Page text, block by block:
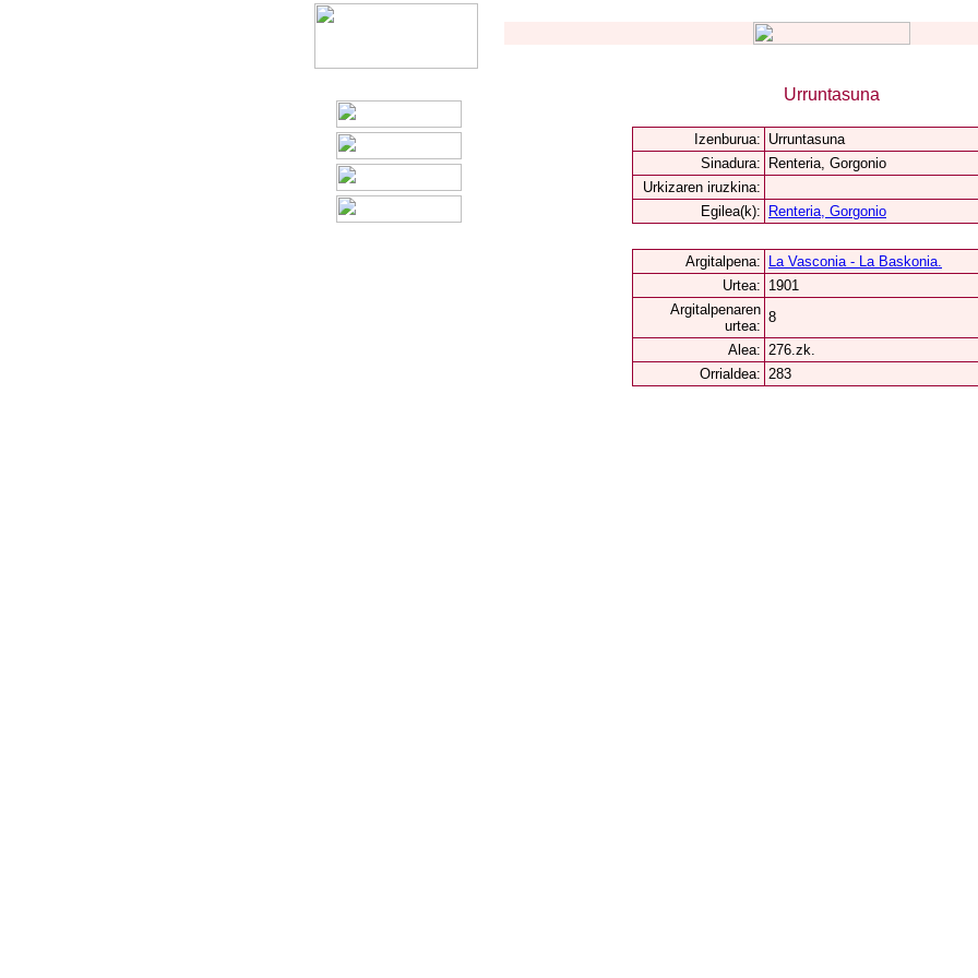
Urruntasuna
Izenburua: Urruntasuna
Sinadura:
Renteria, Gorgonio
Urkizaren iruzkina:
Egilea(k):
Renteria, Gorgonio
Argitalpena:
La Vasconia - La Baskonia.
Urtea: 1901
Argitalpenaren
urtea:
8
Alea: 276.zk.
Orrialdea: 283